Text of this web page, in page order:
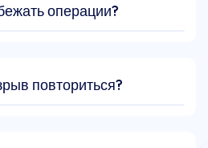
операции?
повториться?